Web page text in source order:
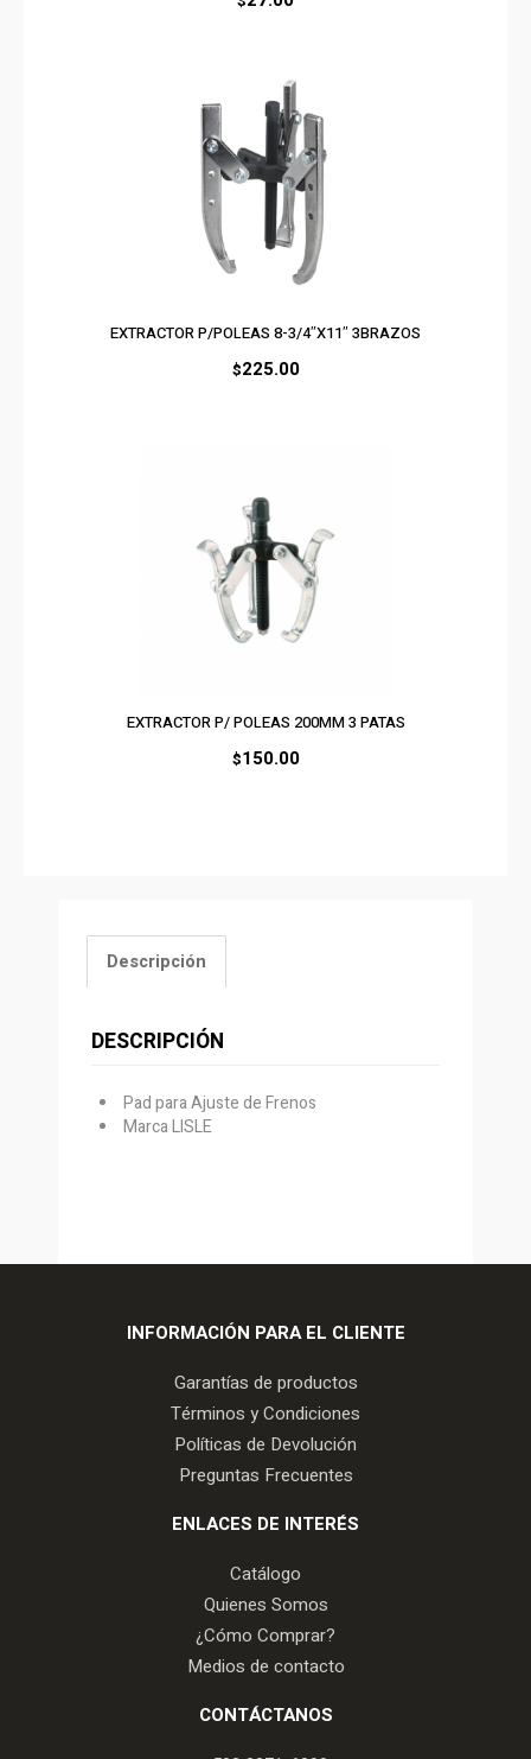
EXTRACTOR P/POLEAS 8-3/4″X11″ 3BRAZOS
$225.00
EXTRACTOR P/ POLEAS 200MM 3 PATAS
$150.00
Descripción
DESCRIPCIÓN
Pad para Ajuste de Frenos
Marca LISLE
INFORMACIÓN PARA EL CLIENTE
Garantías de productos
Términos y Condiciones
Políticas de Devolución
Preguntas Frecuentes
ENLACES DE INTERÉS
Catálogo
Quienes Somos
¿Cómo Comprar?
Medios de contacto
CONTÁCTANOS